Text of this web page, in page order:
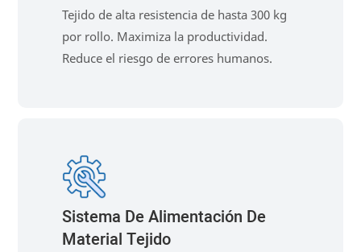
Tejido de alta resistencia de hasta 300 kg
por rollo. Maximiza la productividad.
Reduce el riesgo de errores humanos.
Sistema De Alimentación De
Material Tejido